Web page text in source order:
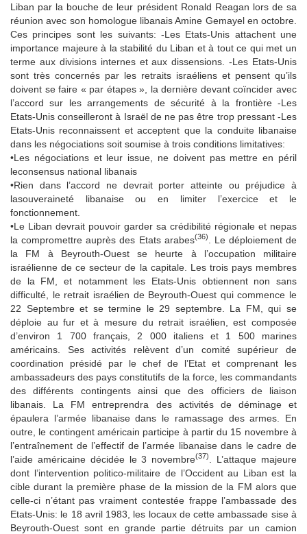
Liban par la bouche de leur président Ronald Reagan lors de sa
réunion avec son homologue libanais Amine Gemayel en octobre.
Ces principes sont les suivants: -Les Etats-Unis attachent une
importance majeure à la stabilité du Liban et à tout ce qui met un
terme aux divisions internes et aux dissensions. -Les Etats-Unis
sont très concernés par les retraits israéliens et pensent qu’ils
doivent se faire « par étapes », la dernière devant coïncider avec
l’accord sur les arrangements de sécurité à la frontière -Les
Etats-Unis conseilleront à Israël de ne pas être trop pressant -Les
Etats-Unis reconnaissent et acceptent que la conduite libanaise
dans les négociations soit soumise à trois conditions limitatives:
•Les négociations et leur issue, ne doivent pas mettre en péril
leconsensus national libanais
•Rien dans l’accord ne devrait porter atteinte ou préjudice à
lasouveraineté libanaise ou en limiter l’exercice et le
fonctionnement.
•Le Liban devrait pouvoir garder sa crédibilité régionale et nepas
la compromettre auprès des Etats arabes(36)
. Le déploiement de
la FM à Beyrouth-Ouest se heurte à l’occupation militaire
israélienne de ce secteur de la capitale. Les trois pays membres
de la FM, et notamment les Etats-Unis obtiennent non sans
difficulté, le retrait israélien de Beyrouth-Ouest qui commence le
22 Septembre et se termine le 29 septembre. La FM, qui se
déploie au fur et à mesure du retrait israélien, est composée
d’environ 1 700 français, 2 000 italiens et 1 500 marines
américains. Ses activités relèvent d’un comité supérieur de
coordination présidé par le chef de l’Etat et comprenant les
ambassadeurs des pays constitutifs de la force, les commandants
des différents contingents ainsi que des officiers de liaison
libanais. La FM entreprendra des activités de déminage et
épaulera l’armée libanaise dans le ramassage des armes. En
outre, le contingent américain participe à partir du 15 novembre à
l’entraînement de l’effectif de l’armée libanaise dans le cadre de
l’aide américaine décidée le 3 novembre(37)
. L’attaque majeure
dont l’intervention politico-militaire de l’Occident au Liban est la
cible durant la première phase de la mission de la FM alors que
celle-ci n’étant pas vraiment contestée frappe l’ambassade des
Etats-Unis: le 18 avril 1983, les locaux de cette ambassade sise à
Beyrouth-Ouest sont en grande partie détruits par un camion